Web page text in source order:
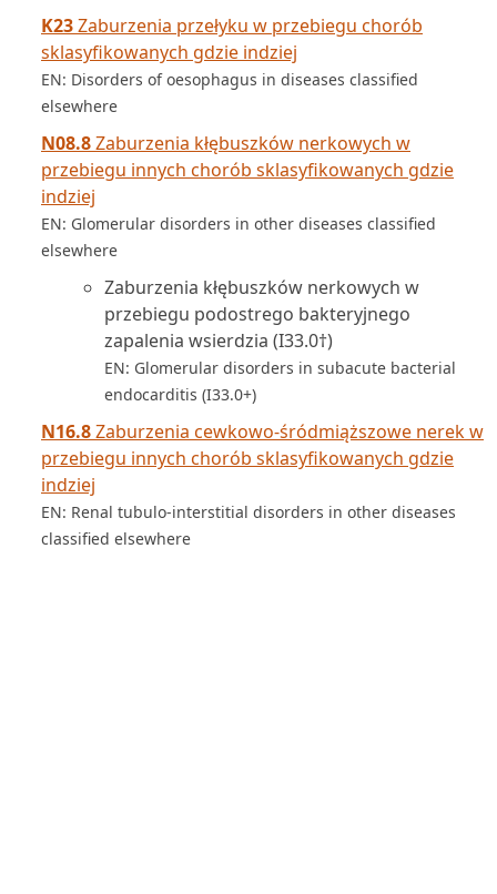
K23Zaburzenia przełyku w przebiegu chorób
sklasyfikowanych gdzie indziej
EN: Disorders of oesophagus in diseases classified
elsewhere
N08.8Zaburzenia kłębuszków nerkowych w
przebiegu innych chorób sklasyfikowanych gdzie
indziej
EN: Glomerular disorders in other diseases classified
elsewhere
Zaburzenia kłębuszków nerkowych w
przebiegu podostrego bakteryjnego
zapalenia wsierdzia (I33.0†)
EN: Glomerular disorders in subacute bacterial
endocarditis (I33.0+)
N16.8Zaburzenia cewkowo-śródmiąższowe nerek w
przebiegu innych chorób sklasyfikowanych gdzie
indziej
EN: Renal tubulo-interstitial disorders in other diseases
classified elsewhere